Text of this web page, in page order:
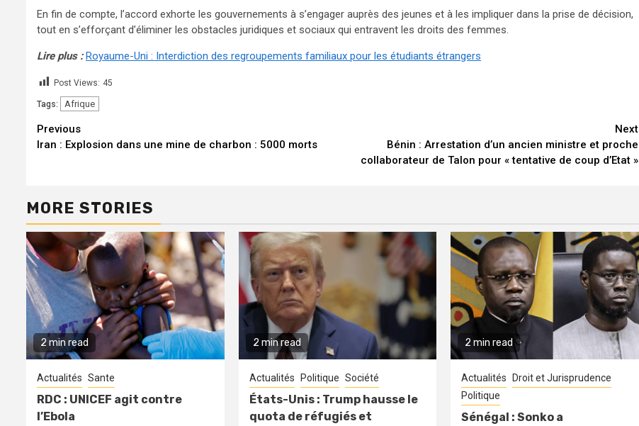
En fin de compte, l’accord exhorte les gouvernements à s’engager auprès des jeunes et à les impliquer dans la prise de décision,
tout en s’efforçant d’éliminer les obstacles juridiques et sociaux qui entravent les droits des femmes.
Lire plus :Royaume-Uni : Interdiction des regroupements familiaux pour les étudiants étrangers
Post Views: 45
Tags: Afrique
Continue
Reading
Previous
Iran : Explosion dans une mine de charbon : 5000 morts
Next
Bénin : Arrestation d’un ancien ministre et proche
collaborateur de Talon pour « tentative de coup d’Etat »
MORE STORIES
2 min read
Actualités Sante
RDC : UNICEF agit contre
l’Ebola
2 min read
Actualités Politique Société
États-Unis : Trump hausse le
quota de réfugiés et
2 min read
Actualités
Droit et Jurisprudence
Politique
Sénégal : Sonko a